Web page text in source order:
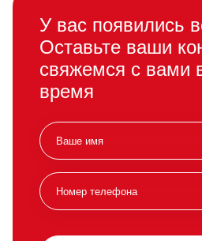
У вас появились
Оставьте ваши
свяжемся с вами
время